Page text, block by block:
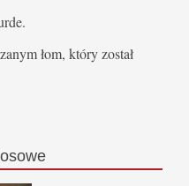
łom, który został